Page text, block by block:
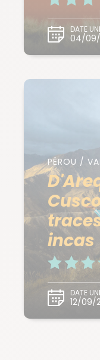
DATE
04/
PÉROU /
incas
DATE
12/09/